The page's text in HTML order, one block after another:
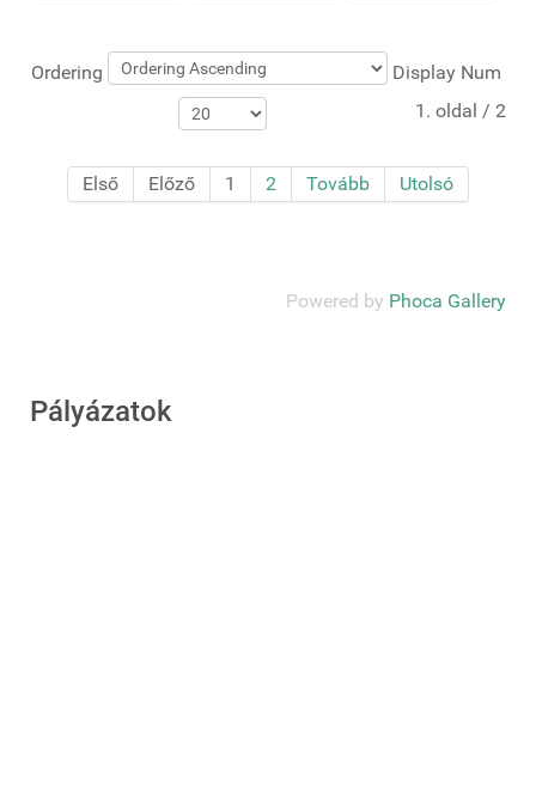
Ordering
Display Num
1. oldal / 2
Első Előző 1 2 Tovább Utolsó
Powered by Phoca Gallery
Pályázatok